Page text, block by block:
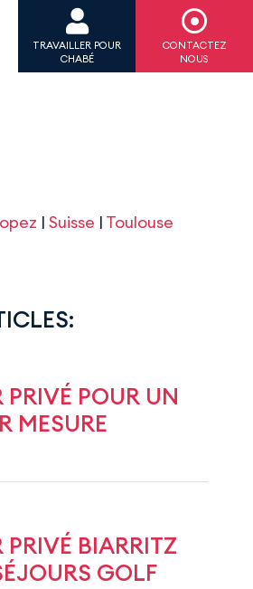
TRAVAILLER POUR
CHABÉ
CONTACTEZ
NOUS
| Suisse | Toulouse
PRIVÉ POUR UN
MESURE
PRIVÉ BIARRITZ
GOLF